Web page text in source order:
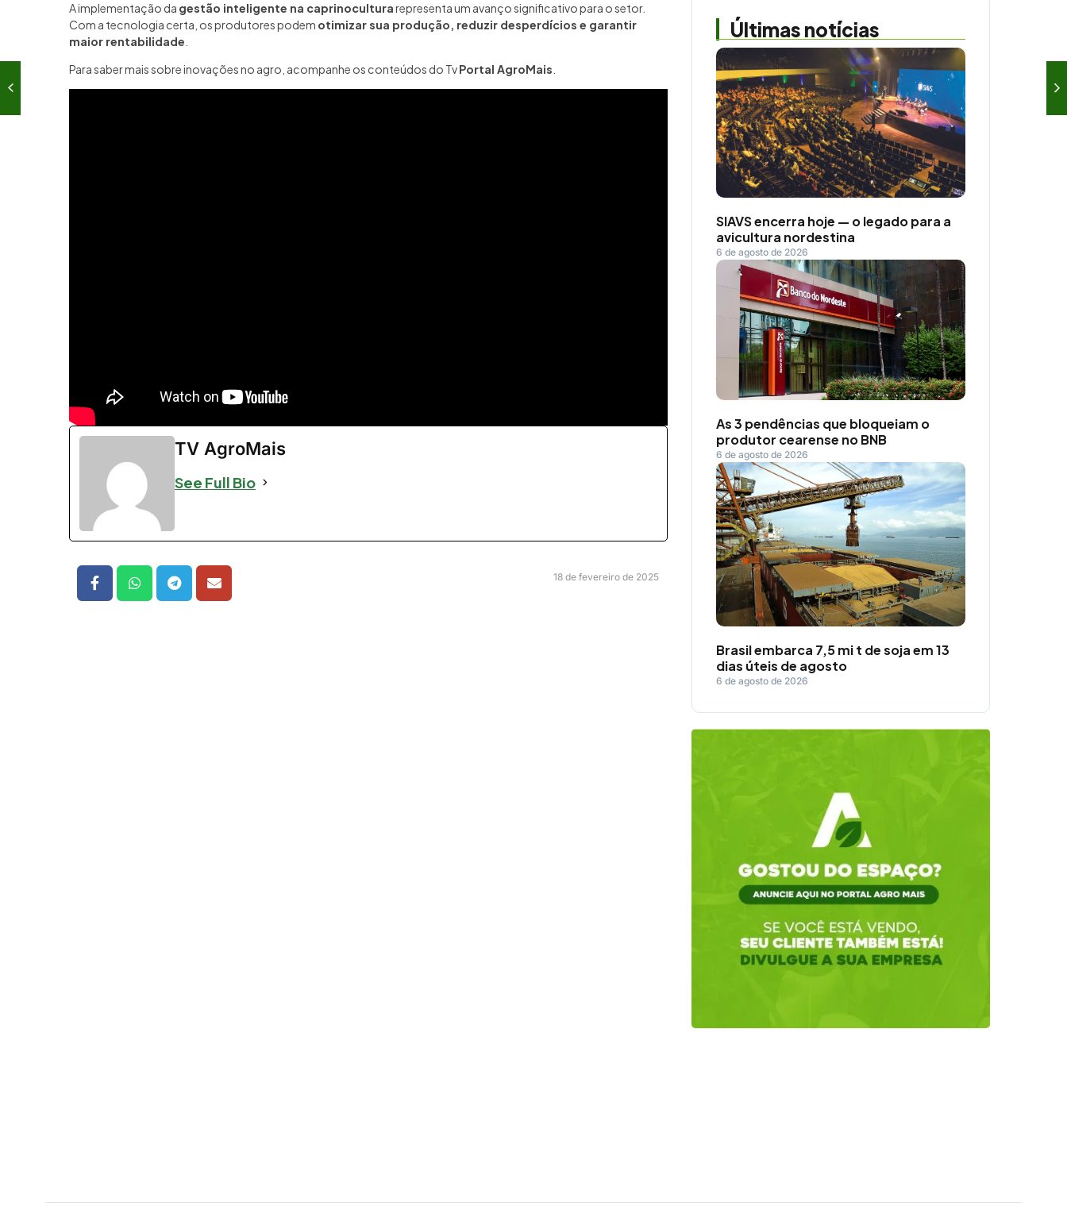
A implementação da gestão inteligente na caprinoculturarepresenta um avanço significativo para o setor.
Com a tecnologia certa, os produtores podem otimizar sua produção, reduzir desperdícios e garantir
maior rentabilidade
Para saber mais sobre inovações no agro, acompanhe os conteúdos do TvPortal AgroMais
TV AgroMais
See Full Bio
18 de fevereiro de 2025
Últimas notícias
SIAVS encerra hoje — o legado para a
avicultura nordestina
6 de agosto de 2026
As 3 pendências que bloqueiam o
produtor cearense no BNB
6 de agosto de 2026
Brasil embarca 7,5 mi t de soja em 13
dias úteis de agosto
6 de agosto de 2026